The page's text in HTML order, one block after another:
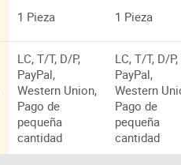
1 Pieza 1 Pieza
LC, T/T, D/P,
PayPal,
Western Union,
Pago de
pequeña
cantidad
LC, T/T, D/P,
PayPal,
Western
Pago de
pequeña
cantidad